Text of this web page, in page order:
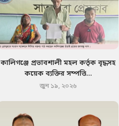
কালিগঞ্জে প্রভাবশালী মহল কর্তৃক বৃদ্ধসহ
কয়েক ব্যক্তির সম্পত্তি...
জুন ১৯, ২০২৬